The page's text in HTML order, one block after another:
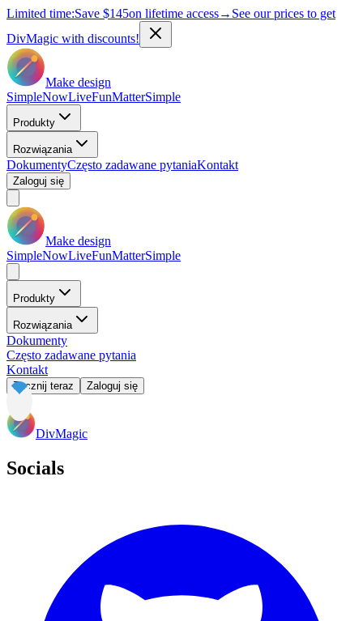
Limited time:Save $145on lifetime access→ See our prices to get
DivMagic with discounts!
Make design
SimpleNowLiveFunMatterSimple
Produkty
Rozwiązania
DokumentyCzęsto zadawane pytaniaKontakt
Zaloguj się
Make design
SimpleNowLiveFunMatterSimple
Produkty
Rozwiązania
Dokumenty
Często zadawane pytania
Kontakt
Zacznij teraz Zaloguj się
DivMagic
Socials